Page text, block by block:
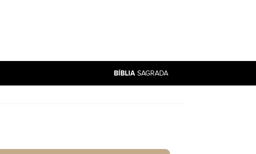
BÍBLIA SAGRADA